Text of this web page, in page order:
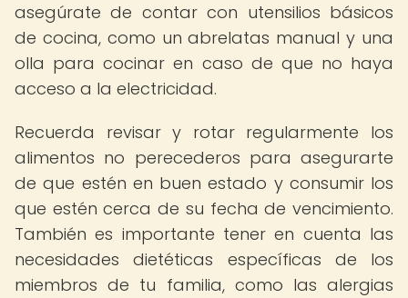
asegúrate de contar con utensilios básicos
de cocina, como un abrelatas manual y una
olla para cocinar en caso de que no haya
acceso a la electricidad.
Recuerda revisar y rotar regularmente los
alimentos no perecederos para asegurarte
de que estén en buen estado y consumir los
que estén cerca de su fecha de vencimiento.
También es importante tener en cuenta las
necesidades dietéticas específicas de los
miembros de tu familia, como las alergias